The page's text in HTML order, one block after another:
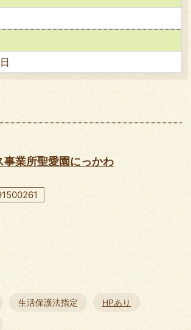
事業所聖愛園にっかわ
生活保護法指定 HPあり